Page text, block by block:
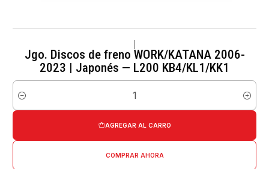
Jgo. Discos de freno WORK/KATANA 2006-
2023 | Japonés — L200 KB4/KL1/KK1
Cantidad
AGREGAR AL CARRO
COMPRAR AHORA